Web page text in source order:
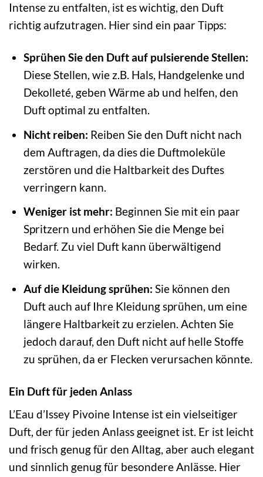
Intense zu entfalten, ist es wichtig, den Duft
richtig aufzutragen. Hier sind ein paar Tipps:
Sprühen Sie den Duft auf pulsierende Stellen:
Diese Stellen, wie z.B. Hals, Handgelenke und
Dekolleté, geben Wärme ab und helfen, den
Duft optimal zu entfalten.
Nicht reiben: Reiben Sie den Duft nicht nach
dem Auftragen, da dies die Duftmoleküle
zerstören und die Haltbarkeit des Duftes
verringern kann.
Weniger ist mehr: Beginnen Sie mit ein paar
Spritzern und erhöhen Sie die Menge bei
Bedarf. Zu viel Duft kann überwältigend
wirken.
Auf die Kleidung sprühen: Sie können den
Duft auch auf Ihre Kleidung sprühen, um eine
längere Haltbarkeit zu erzielen. Achten Sie
jedoch darauf, den Duft nicht auf helle Stoffe
zu sprühen, da er Flecken verursachen könnte.
Ein Duft für jeden Anlass
L’Eau d’Issey Pivoine Intense ist ein vielseitiger
Duft, der für jeden Anlass geeignet ist. Er ist leicht
und frisch genug für den Alltag, aber auch elegant
und sinnlich genug für besondere Anlässe. Hier